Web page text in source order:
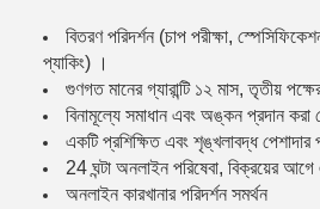
বিতরণ পরিদর্শন (চাপ পরীক্ষা,
প্যাকিং) ।
গুণগত মানের গ্যারান্টি ১২ মাস, তৃতীয়
বিনামূল্যে সমাধান এবং অঙ্কন প্রদান করা
একটি প্রশিক্ষিত এবং শৃঙ্খলাবদ্ধ পেশাদার
24 ঘন্টা অনলাইন পরিষেবা, বিক্রয়ের
অনলাইন কারখানার পরিদর্শন সমর্থন